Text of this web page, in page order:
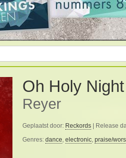
Oh Holy Night
Reyer
Geplaatst door: Reckords | Release
Genres: dance, electronic, praise/